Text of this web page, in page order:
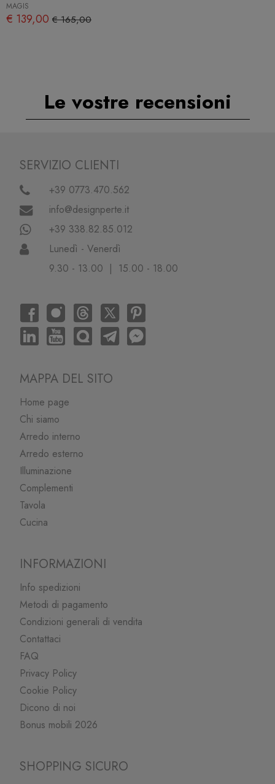
MAGIS
€ 139,00 € 165,00
Le vostre recensioni
SERVIZIO CLIENTI
+39 0773.470.562
info@designperte.it
+39 338.82.85.012
Lunedì - Venerdì
9.30 - 13.00 | 15.00 - 18.00
MAPPA DEL SITO
Home page
Chi siamo
Arredo interno
Arredo esterno
Illuminazione
Complementi
Tavola
Cucina
INFORMAZIONI
Info spedizioni
Metodi di pagamento
Condizioni generali di vendita
Contattaci
FAQ
Privacy Policy
Cookie Policy
Dicono di noi
Bonus mobili 2026
SHOPPING SICURO